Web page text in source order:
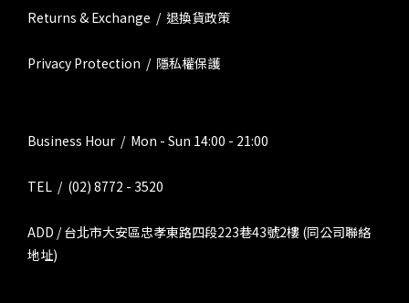
Returns & Exchange / 退換貨政策
Privacy Protection / 隱私權保護
Business Hour / Mon - Sun 14:00 - 21:00
TEL / (02) 8772 - 3520
ADD / 台北市大安區忠孝東路四段223巷43號2樓 (同公司聯絡
地址)